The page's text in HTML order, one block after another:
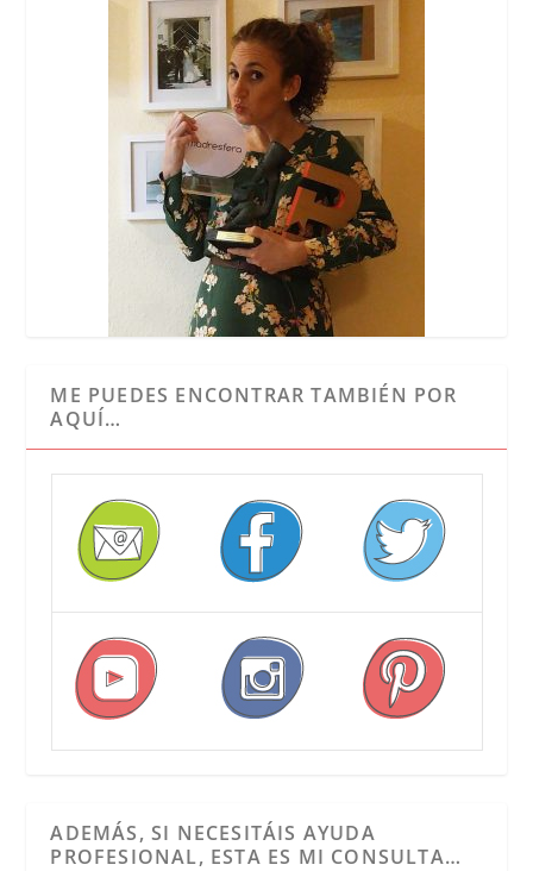
ME PUEDES ENCONTRAR TAMBIÉN POR
AQUÍ…
ADEMÁS, SI NECESITÁIS AYUDA
PROFESIONAL, ESTA ES MI CONSULTA…